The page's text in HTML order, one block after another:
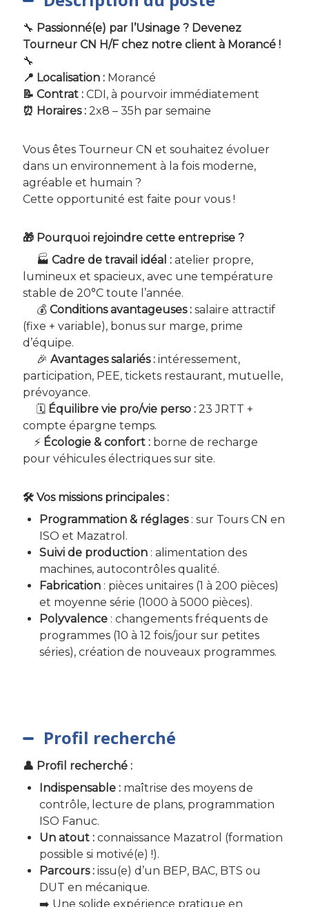
🔧 Passionné(e) par l’Usinage ? Devenez
Tourneur CN H/F chez notre client à Morancé !
🔧
📍 Localisation :Morancé
📝 Contrat :CDI, à pourvoir immédiatement
⏰ Horaires :2x8 – 35h par semaine
Vous êtes Tourneur CN et souhaitez évoluer
dans un environnement à la fois moderne,
agréable et humain ?
Cette opportunité est faite pour vous !
🎁 Pourquoi rejoindre cette entreprise ?
🏭 Cadre de travail idéal :atelier propre,
lumineux et spacieux, avec une température
stable de 20°C toute l’année.
💰 Conditions avantageuses :salaire attractif
(fixe + variable), bonus sur marge, prime
d’équipe.
🎉 Avantages salariés :intéressement,
participation, PEE, tickets restaurant, mutuelle,
prévoyance.
🗓 Équilibre vie pro/vie perso :23 JRTT +
compte épargne temps.
⚡ Écologie & confort :borne de recharge
pour véhicules électriques sur site.
🛠 Vos missions principales :
Programmation & réglages: sur Tours CN en
ISO et Mazatrol.
Suivi de production: alimentation des
machines, autocontrôles qualité.
Fabrication: pièces unitaires (1 à 200 pièces)
et moyenne série (1000 à 5000 pièces).
Polyvalence: changements fréquents de
programmes (10 à 12 fois/jour sur petites
séries), création de nouveaux programmes.
Profil recherché
👤 Profil recherché :
Indispensable :maîtrise des moyens de
contrôle, lecture de plans, programmation
ISO Fanuc.
Un atout :connaissance Mazatrol (formation
possible si motivé(e) !).
Parcours :issu(e) d’un BEP, BAC, BTS ou
DUT en mécanique.
➡️ Une solide expérience pratique en